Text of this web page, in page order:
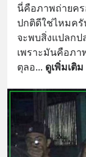
นี่คือภาพถ่ายค
ปกติดีใช่ไหมครั
จะพบสิ่งแปลกป
เพราะมันคือภา
ตุลอ... ดูเพิ่มเติม